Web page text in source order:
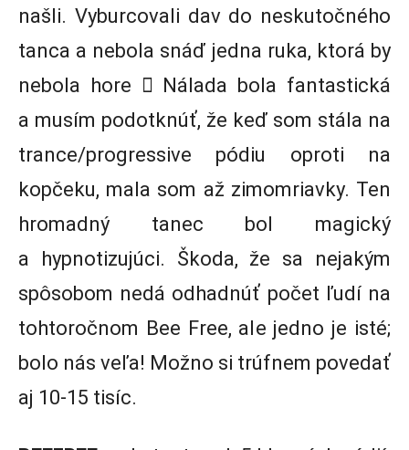
našli. Vyburcovali dav do neskutočného
tanca a nebola snáď jedna ruka, ktorá by
nebola hore  Nálada bola fantastická
a musím podotknúť, že keď som stála na
trance/progressive pódiu oproti na
kopčeku, mala som až zimomriavky. Ten
hromadný tanec bol magický
a hypnotizujúci. Škoda, že sa nejakým
spôsobom nedá odhadnúť počet ľudí na
tohtoročnom Bee Free, ale jedno je isté;
bolo nás veľa! Možno si trúfnem povedať
aj 10-15 tisíc.